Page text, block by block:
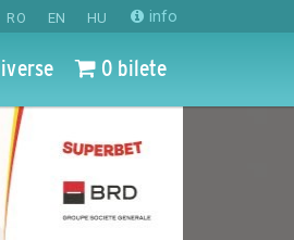
RO EN HU info
0 bilete